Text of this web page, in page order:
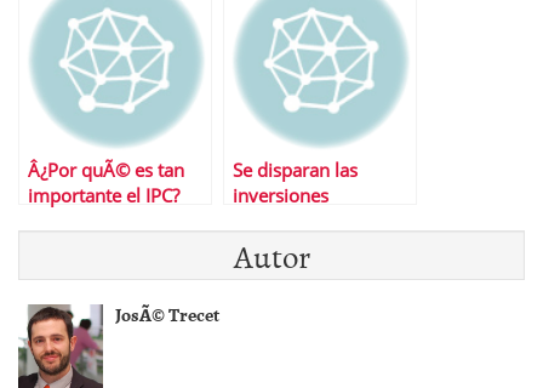
Â¿Por quÃ© es tan
importante el IPC?
Se disparan las
inversiones
viviendas nacionales
Autor
JosÃ© Trecet